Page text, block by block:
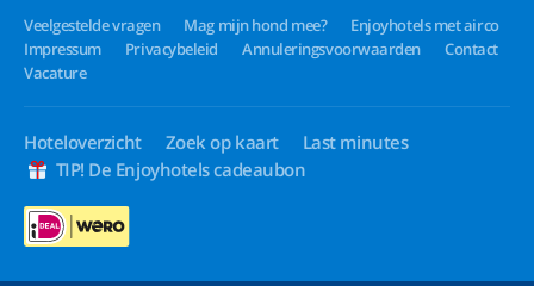
Veelgestelde vragen Mag mijn hond mee?
Enjoyhotels met airco
Impressum
Privacybeleid Annuleringsvoorwaarden
Contact
Vacature
Hoteloverzicht Zoek op kaart
Last minutes
TIP! De Enjoyhotels cadeaubon